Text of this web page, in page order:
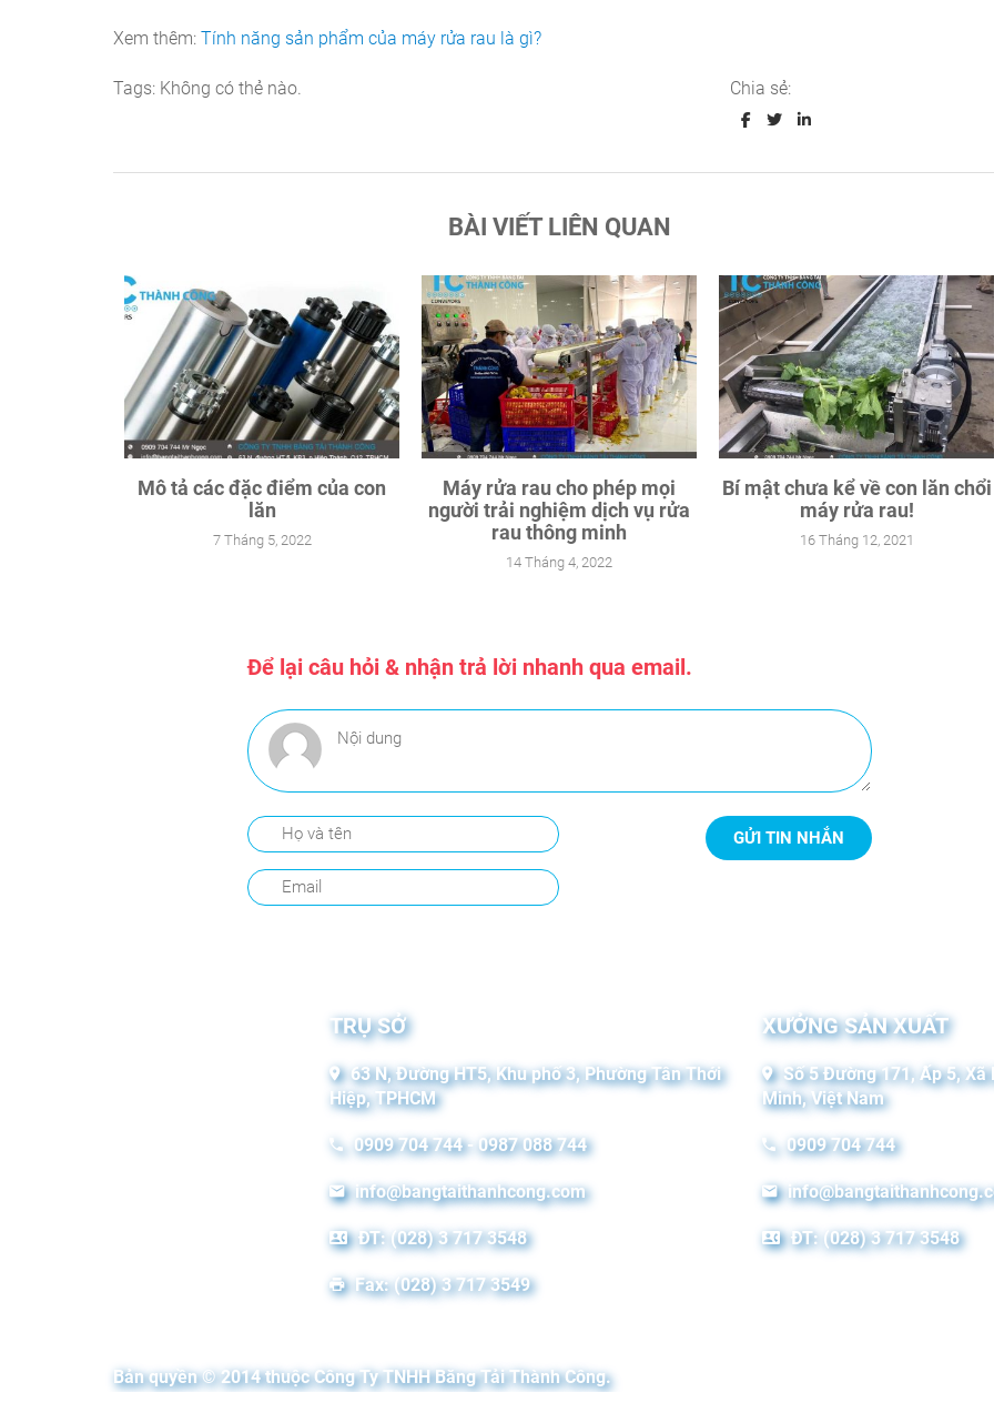
Xem thêm: Tính năng sản phẩm của máy rửa rau là gì?
Tags: Không có thẻ nào. Chia sẻ:
BÀI VIẾT LIÊN QUAN
Mô tả các đặc điểm của con
lăn
7 Tháng 5, 2022
Máy rửa rau cho phép mọi
người trải nghiệm dịch vụ rửa
rau thông minh
14 Tháng 4, 2022
Bí mật chưa kể về con lăn chổi
máy rửa rau!
16 Tháng 12, 2021
Để lại câu hỏi & nhận trả lời nhanh qua email.
TRỤ SỞ
63 N, Đường HT5, Khu phố 3, Phường Tân Thới
Hiệp, TPHCM
0909 704 744 - 0987 088 744
info@bangtaithanhcong.com
ĐT: (028) 3 717 3548
Fax: (028) 3 717 3549
XƯỞNG SẢN XUẤT
Số 5 Đường 171, Ấp 5, Xã
Minh, Việt Nam
0909 704 744
ĐT: (028) 3 717 3548
Bản quyền © 2014 thuộc Công Ty TNHH Băng Tải Thành Công.